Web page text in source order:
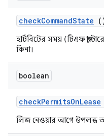
checkCommandState
হার্টবিটের সময় (টিএফ
কিনা।
boolean
checkPermitsOnLease
লিজ নেওয়ার আগে উপলব্ধ